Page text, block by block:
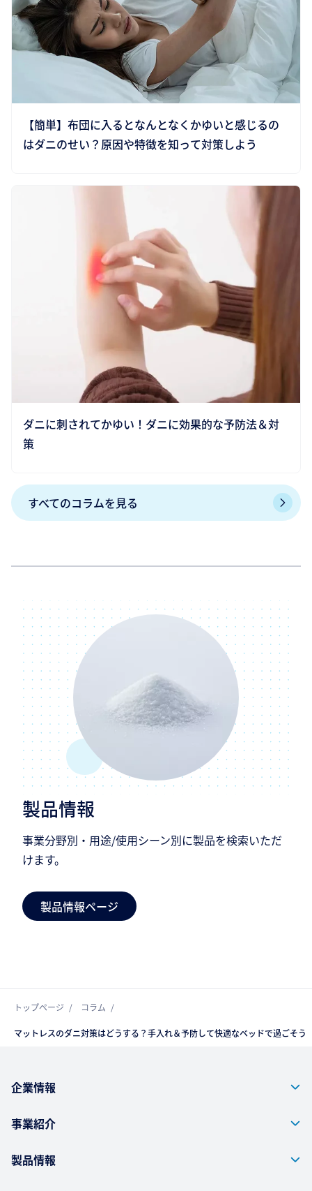
【簡単】布団に入るとなんとなくかゆいと感じるの
はダニのせい？原因や特徴を知って対策しよう
ダニに刺されてかゆい！ダニに効果的な予防法＆対
策
すべてのコラムを見る
製品情報
事業分野別・用途/使用シーン別に製品を検索いただ
けます。
製品情報ページ
トップページ コラム
マットレスのダニ対策はどうする？手入れ＆予防して快適なベッドで過ごそう
企業情報
事業紹介
製品情報